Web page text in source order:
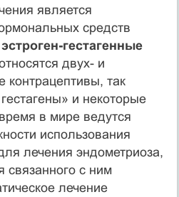
является
средств
эстроген-гестагенные
двух- и
так
и некоторые
в мире ведутся
использования
лечения эндометриоза,
связанного с ним
лечение